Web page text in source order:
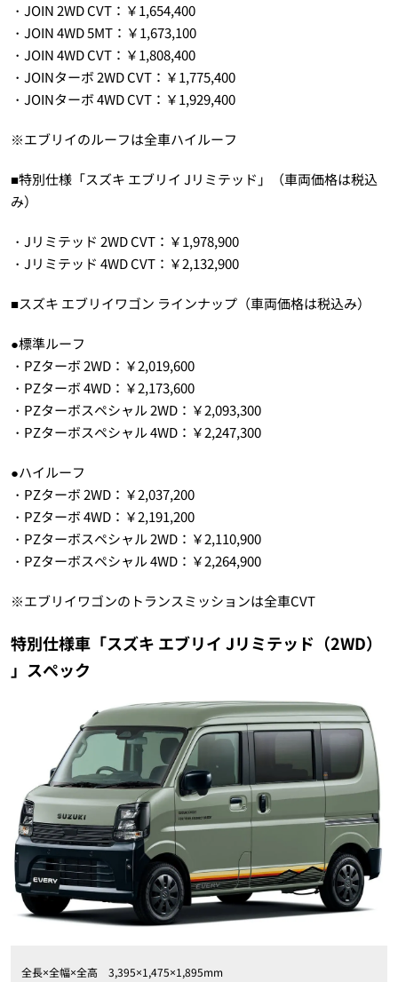
・JOIN 2WD CVT：￥1,654,400
・JOIN 4WD 5MT：￥1,673,100
・JOIN 4WD CVT：￥1,808,400
・JOINターボ 2WD CVT：￥1,775,400
・JOINターボ 4WD CVT：￥1,929,400
※エブリイのルーフは全車ハイルーフ
■特別仕様「スズキ エブリイ Jリミテッド」（車両価格は税込
み）
・Jリミテッド 2WD CVT：￥1,978,900
・Jリミテッド 4WD CVT：￥2,132,900
■スズキ エブリイワゴン ラインナップ（車両価格は税込み）
●標準ルーフ
・PZターボ 2WD：￥2,019,600
・PZターボ 4WD：￥2,173,600
・PZターボスペシャル 2WD：￥2,093,300
・PZターボスペシャル 4WD：￥2,247,300
●ハイルーフ
・PZターボ 2WD：￥2,037,200
・PZターボ 4WD：￥2,191,200
・PZターボスペシャル 2WD：￥2,110,900
・PZターボスペシャル 4WD：￥2,264,900
※エブリイワゴンのトランスミッションは全車CVT
特別仕様車「スズキ エブリイ Jリミテッド（2WD）
」スペック
全長×全幅×全高 3,395×1,475×1,895mm